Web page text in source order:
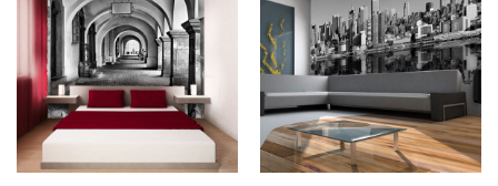
wariantów.
Opcje
można
wybrać
na
stronie
wariantów.
Opcje
można
na
stronie
produktu